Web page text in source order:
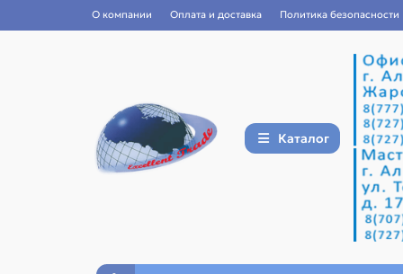
О компании Оплата и доставка Политика безопасности
Каталог